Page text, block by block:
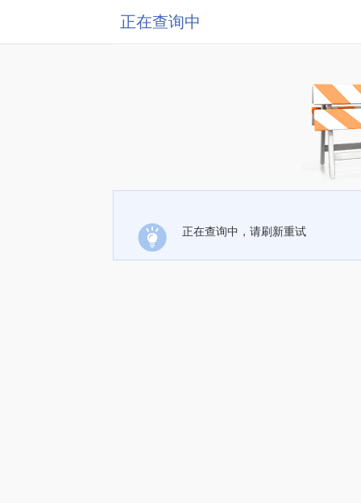
正在查询中
正在查询中，请刷新重试